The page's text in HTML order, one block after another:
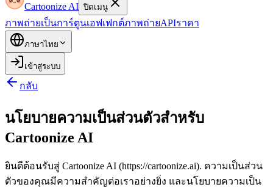
Cartoonize AI ปิดเมนู
ภาพถ่ายเป็นการ์ตูนเอฟเฟกต์ภาพถ่ายAPIราคา
ภาษาไทย
เข้าสู่ระบบ
กลับ
นโยบายความเป็นส่วนตัวสำหรับ
Cartoonize AI
ยินดีต้อนรับสู่ Cartoonize AI (https://cartoonize.ai). ความเป็นส่วน
ตัวของคุณมีความสำคัญต่อเราอย่างยิ่ง และนโยบายความเป็น